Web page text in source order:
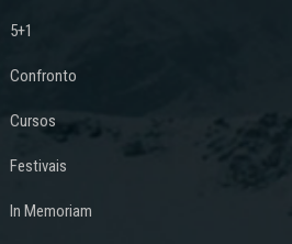
5+1
Confronto
Cursos
Festivais
In Memoriam